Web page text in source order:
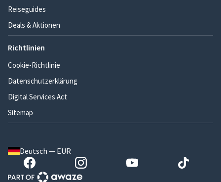
Reiseguides
Deals & Aktionen
Richtlinien
Cookie-Richtlinie
Datenschutzerklärung
Digital Services Act
Sitemap
Deutsch — EUR